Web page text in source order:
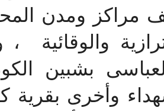
مراكز ومدن
والوقائية ،
بشبين
وأخرى بقرية